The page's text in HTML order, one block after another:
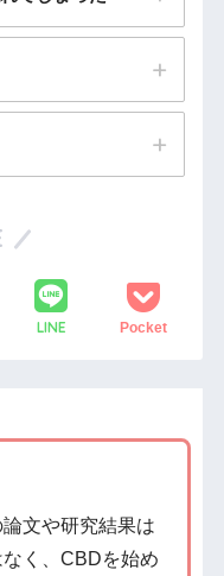
LINE Pocket
文や研究結果は
く、CBDを始め